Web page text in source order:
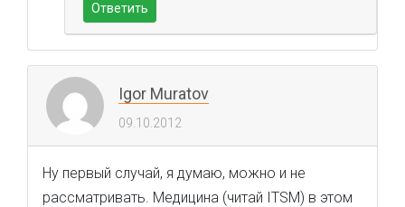
Ответить
Igor Muratov
09.10.2012
Ну первый случай, я думаю, можно и не
рассматривать. Медицина (читай ITSM) в этом